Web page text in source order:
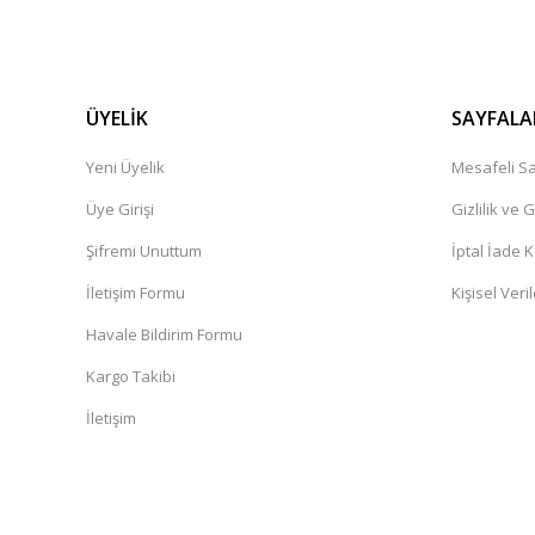
ÜYELİK
Yeni Üyelik
Üye Girişi
Şifremi Unuttum
İletişim Formu
Havale Bildirim Formu
Kargo Takibi
İletişim
Mesafeli
Gizlilik ve
İptal İade
Kişisel